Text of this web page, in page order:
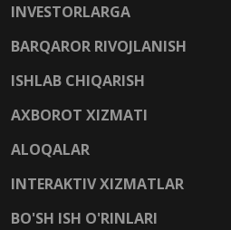
INVESTORLARGA
BARQAROR RIVOJLANISH
ISHLAB CHIQARISH
AXBOROT XIZMATI
ALOQALAR
INTERAKTIV XIZMATLAR
BO'SH ISH O'RINLARI